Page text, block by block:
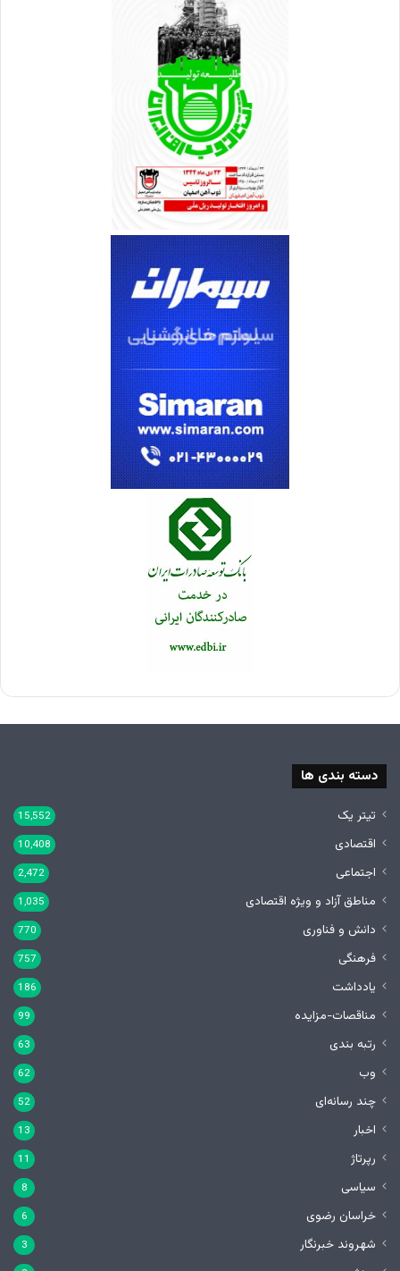
دسته بندی ها
تیتر یک 15,552
اقتصادی 10,408
اجتماعی 2,472
مناطق آزاد و ویژه اقتصادی 1,035
دانش و فناوری 770
فرهنگی 757
یادداشت 186
مناقصات-مزایده 99
رتبه بندی 63
وب 62
چند رسانه‌ای 52
اخبار 13
رپرتاژ 11
سیاسی 8
خراسان رضوی 6
شهروند خبرنگار 3